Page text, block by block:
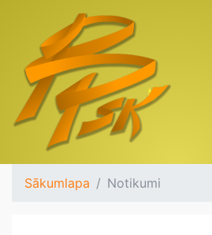
Sākumlapa Notikumi